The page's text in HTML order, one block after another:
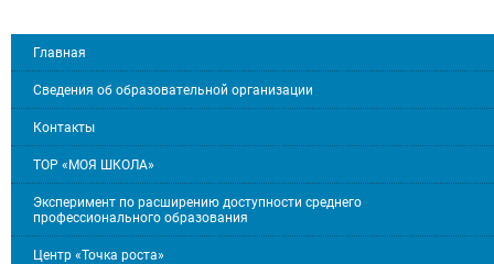
Главная
Сведения об образовательной организации
Контакты
ТОР «МОЯ ШКОЛА»
Эксперимент по расширению доступности среднего
профессионального образования
Центр «Точка роста»